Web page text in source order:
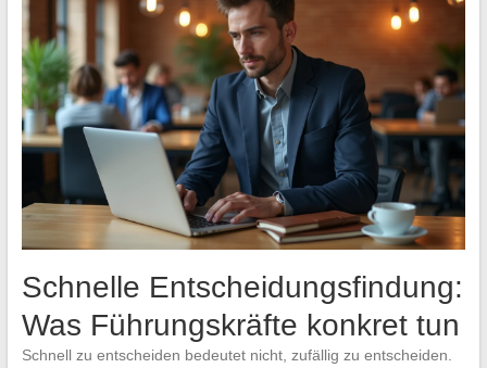
Schnelle Entscheidungsfindung:
Was Führungskräfte konkret tun
Schnell zu entscheiden bedeutet nicht, zufällig zu entscheiden.